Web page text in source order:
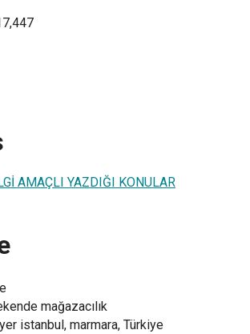
AMAÇLI YAZDIĞI KONULAR
mağazacılık
istanbul, marmara, Türkiye